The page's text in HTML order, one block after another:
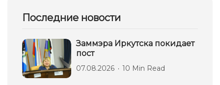
Последние новости
Заммэра Иркутска покидает
пост
07.08.2026 10 Min Read